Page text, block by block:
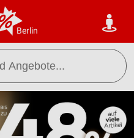
Berlin